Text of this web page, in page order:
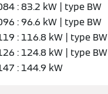
: 83.2 kW | type BW
: 96.6 kW | type BW
: 116.8 kW | type BW
: 124.8 kW | type BW
: 144.9 kW